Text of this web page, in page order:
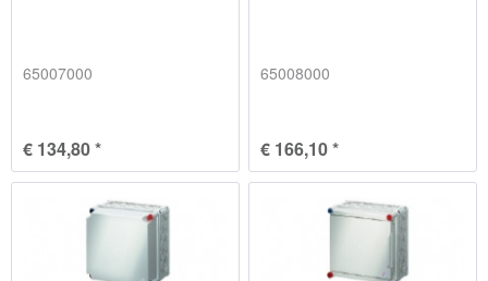
65007000
€ 134,80 *
65008000
€ 166,10 *